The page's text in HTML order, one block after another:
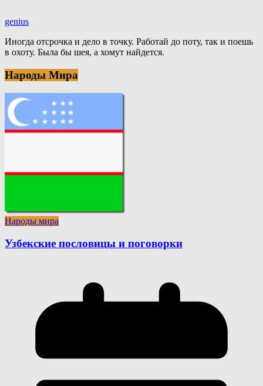
genius
Иногда отсрочка и дело в точку. Работай до поту, так и поешь
в охоту. Была бы шея, а хомут найдется.
Народы Мира
Народы мира
Узбекские пословицы и поговорки